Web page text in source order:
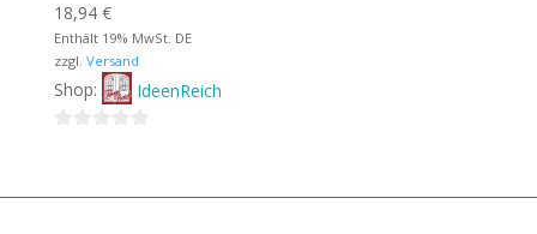
18,94 €
Enthält 19% MwSt. DE
zzgl. Versand
Shop: IdeenReich
5